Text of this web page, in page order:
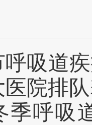
吸道
院排
季呼吸